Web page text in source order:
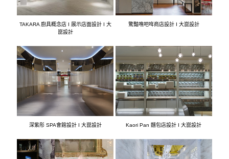
TAKARA 廚具概念店 I 展示店面設計 I 大
崑設計
驚豔噍吧哖商店設計 I 大崑設計
深紫彤 SPA會館設計 I 大崑設計 Kaori Pan 麵包店設計 I 大崑設計